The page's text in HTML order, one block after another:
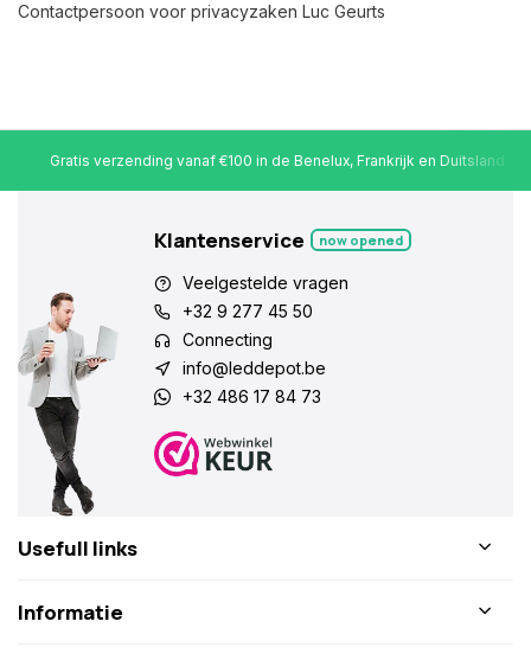
Contactpersoon voor privacyzaken Luc Geurts
Gratis verzending vanaf €100 in de Benelux, Frankrijk en Duitsland
Klantenservice now opened
Veelgestelde vragen
+32 9 277 45 50
Connecting
info@leddepot.be
+32 486 17 84 73
Usefull links
Informatie